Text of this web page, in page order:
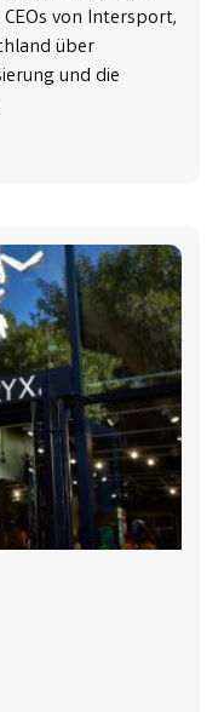
CEOs von Intersport,
über
und die